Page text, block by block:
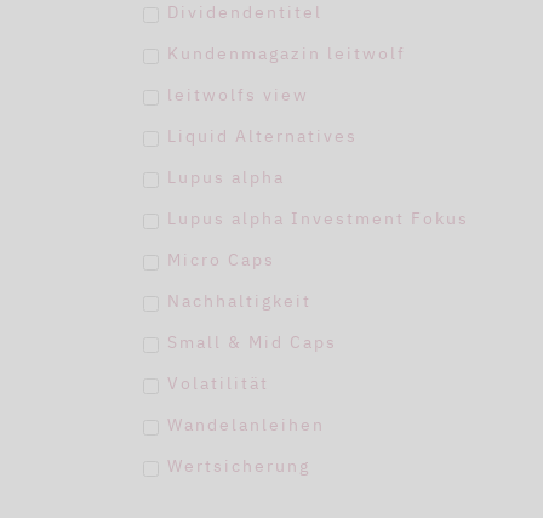
Dividendentitel
Kundenmagazin leitwolf
leitwolfs view
Liquid Alternatives
Lupus alpha
Lupus alpha Investment Fokus
Micro Caps
Nachhaltigkeit
Small & Mid Caps
Volatilität
Wandelanleihen
Wertsicherung